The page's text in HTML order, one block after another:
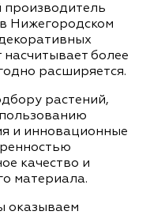
производитель
Нижегородском
более
расширяется.
растений,
и инновационные
качество и
материала.
оказываем